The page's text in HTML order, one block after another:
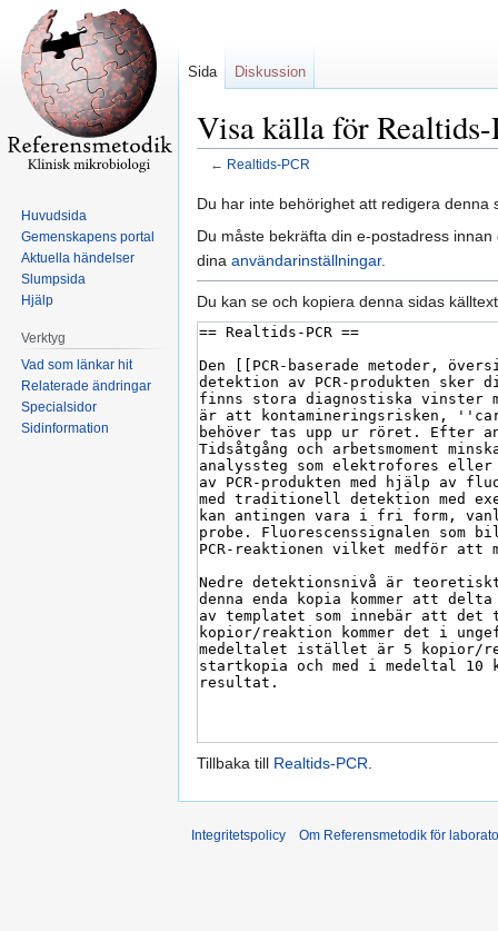
Visa källa för
← Realtids-PCR
Hoppa
till
navigering
Hoppa
till
sök
Du har inte behörighet att redigera denna
Du måste bekräfta din e-postadress
dina användarinställningar.
Du kan se och kopiera denna sidas
Tillbaka till Realtids-PCR.
Sida Diskussion
Huvudsida
Gemenskapens portal
Aktuella händelser
Slumpsida
Hjälp
Verktyg
Vad som länkar hit
Relaterade ändringar
Specialsidor
Sidinformation
Integritetspolicy Om Referensmetodik för